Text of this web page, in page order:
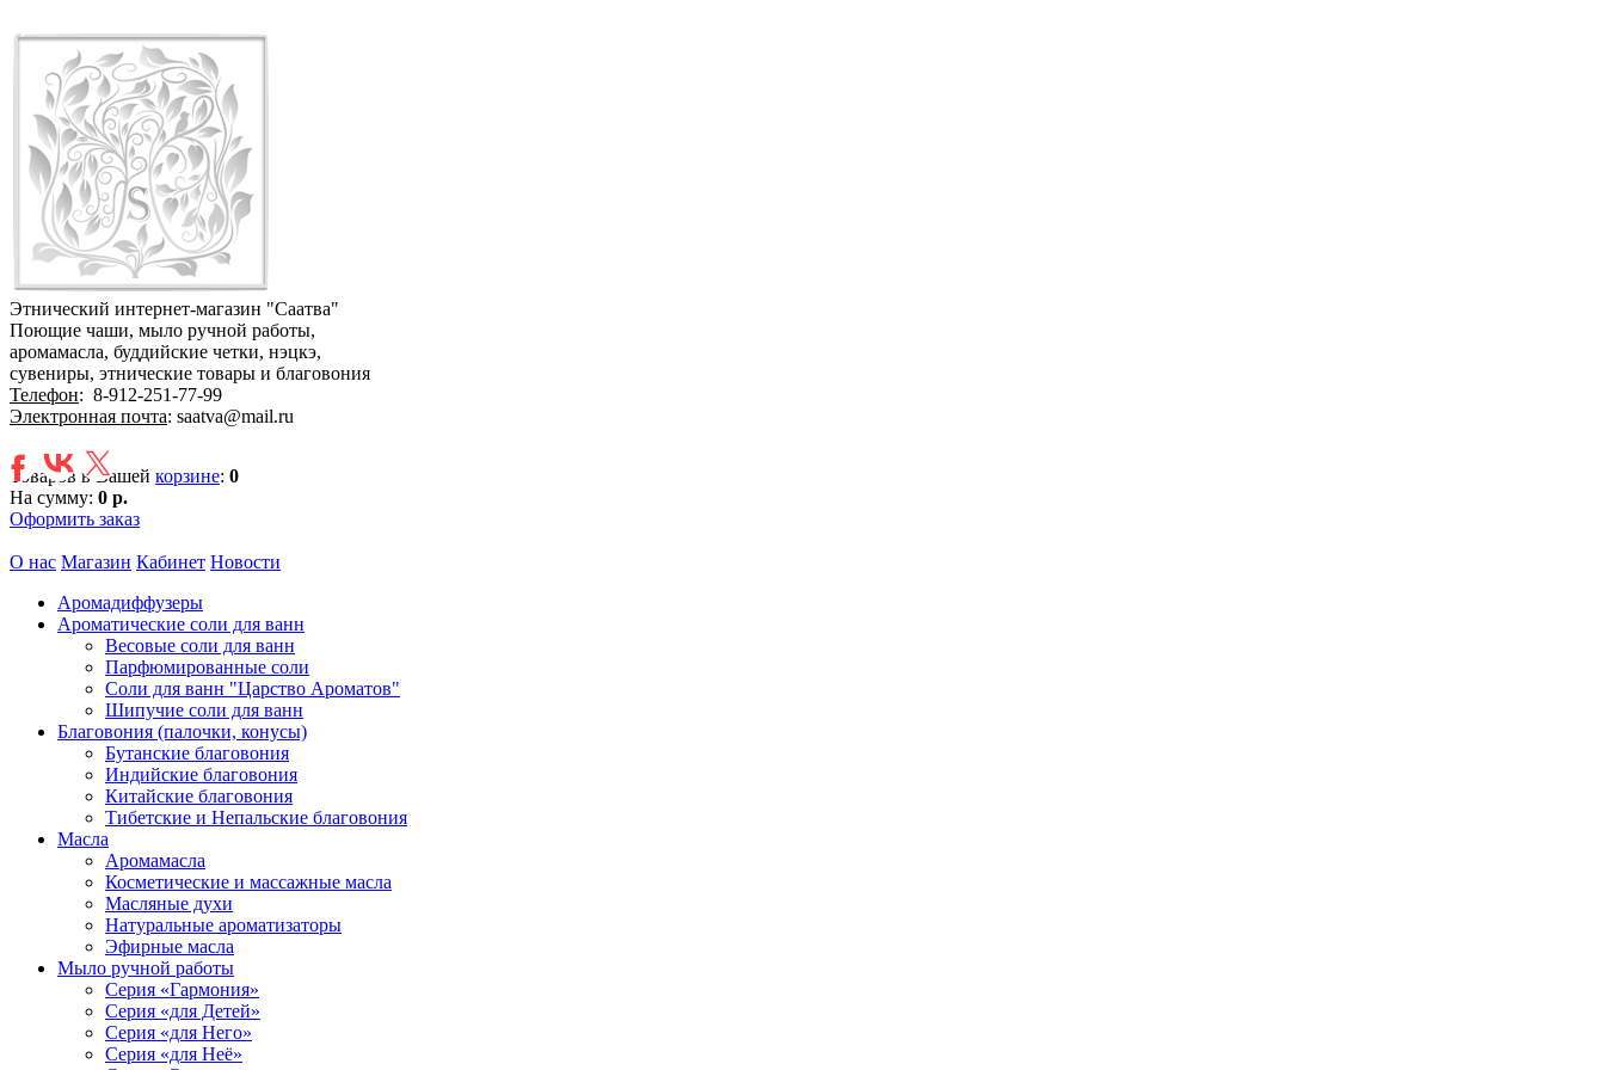
Этнический интернет-магазин "Саатва"
Поющие чаши, мыло ручной работы,
аромамасла, буддийские четки, нэцкэ,
сувениры, этнические товары и благовония
Телефон: 8-912-251-77-99
Электронная почта: saatva@mail.ru
Товаров в Вашей корзине: 0
На сумму: 0 р.
Оформить заказ
О нас Магазин Кабинет Новости
Аромадиффузеры
Ароматические соли для ванн
Весовые соли для ванн
Парфюмированные соли
Соли для ванн "Царство Ароматов"
Шипучие соли для ванн
Благовония (палочки, конусы)
Бутанские благовония
Индийские благовония
Китайские благовония
Тибетские и Непальские благовония
Масла
Аромамасла
Косметические и массажные масла
Масляные духи
Натуральные ароматизаторы
Эфирные масла
Мыло ручной работы
Серия «Гармония»
Серия «для Детей»
Серия «для Него»
Серия «для Неё»